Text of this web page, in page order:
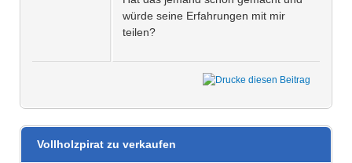
würde seine Erfahrungen mit mir
teilen?
Vollholzpirat zu verkaufen